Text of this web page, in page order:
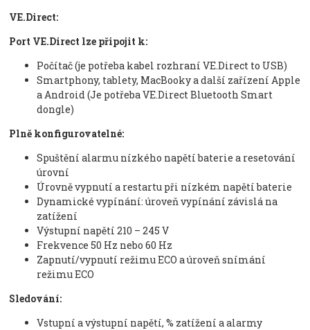
VE.Direct:
Port VE.Direct lze připojit k:
Počítač (je potřeba kabel rozhraní VE.Direct to USB)
Smartphony, tablety, MacBooky a další zařízení Apple
a Android (Je potřeba VE.Direct Bluetooth Smart
dongle)
Plně konfigurovatelné:
Spuštění alarmu nízkého napětí baterie a resetování
úrovní
Úrovně vypnutí a restartu při nízkém napětí baterie
Dynamické vypínání: úroveň vypínání závislá na
zatížení
Výstupní napětí 210 – 245 V
Frekvence 50 Hz nebo 60 Hz
Zapnutí/vypnutí režimu ECO a úroveň snímání
režimu ECO
Sledování:
Vstupní a výstupní napětí, % zatížení a alarmy